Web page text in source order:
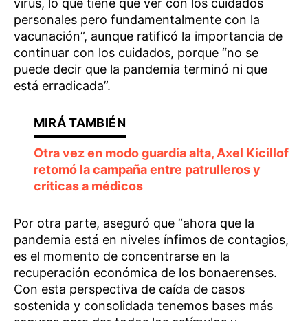
virus, lo que tiene que ver con los cuidados
personales pero fundamentalmente con la
vacunación”, aunque ratificó la importancia de
continuar con los cuidados, porque “no se
puede decir que la pandemia terminó ni que
está erradicada”.
Otra vez en modo guardia alta, Axel Kicillof
retomó la campaña entre patrulleros y
críticas a médicos
Por otra parte, aseguró que “ahora que la
pandemia está en niveles ínfimos de contagios,
es el momento de concentrarse en la
recuperación económica de los bonaerenses.
Con esta perspectiva de caída de casos
sostenida y consolidada tenemos bases más